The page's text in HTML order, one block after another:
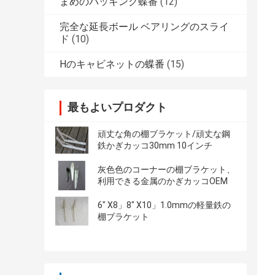
完全な延長ボール ベアリングのスライ
ド (10)
Hのキャビネットの蝶番 (15)
最もよいプロダクト
頑丈な角の棚ブラケット/頑丈な鋼
鉄かぎカッコ30mm 10インチ
灰色色のコーナーの棚ブラケット、
利用できる金属のかぎカッコOEM
6" X8」8" X10」1.0mmの軽量鉄の
棚ブラケット